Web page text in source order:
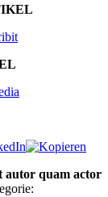
autor quam actor